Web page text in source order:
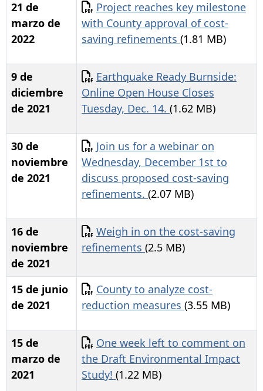
21 de
marzo de
2022
Documento
Project reaches key milestone
with County approval of cost-
saving refinements (1.81 MB)
9 de
diciembre
de 2021
Documento
Earthquake Ready Burnside:
Online Open House Closes
Tuesday, Dec. 14. (1.62 MB)
30 de
noviembre
de 2021
Documento
Join us for a webinar on
Wednesday, December 1st to
discuss proposed cost-saving
refinements. (2.07 MB)
16 de
noviembre
de 2021
Documento
Weigh in on the cost-saving
refinements (2.5 MB)
15 de junio
de 2021
Documento
County to analyze cost-
reduction measures (3.55 MB)
15 de
marzo de
2021
Documento
One week left to comment on
the Draft Environmental Impact
Study! (1.22 MB)